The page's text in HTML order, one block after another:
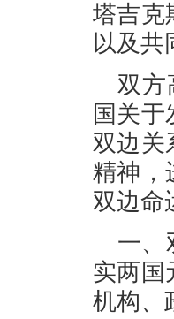
塔吉克
以及共
双方
国关
双边关
精神，
双边命
一、
实两国
机构、